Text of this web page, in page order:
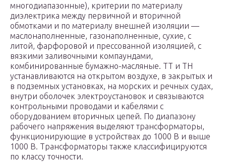
многодиапазонные), критерии по материалу
диэлектрика между первичной и вторичной
обмотками и по материалу внешней изоляции —
маслонаполненные, газонаполненные, сухие, с
литой, фарфоровой и прессованной изоляцией, с
вязкими заливочными компаундами,
комбинированные бумажно-масляные. ТТ и ТН
устанавливаются на открытом воздухе, в закрытых и
в подземных установках, на морских и речных судах,
внутри оболочек электроустановок и связываются
контрольными проводами и кабелями с
оборудованием вторичных цепей. По диапазону
рабочего напряжения выделяют трансформаторы,
функционирующие в устройствах до 1000 В и выше
1000 B. Трансформаторы также классифицируются
по классу точности.